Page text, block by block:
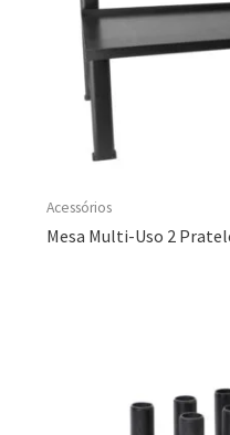
Acessórios
Mesa Multi-Uso 2